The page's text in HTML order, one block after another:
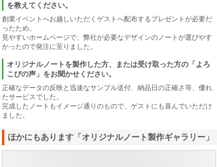
を教えてください。
創業イベントへお越しいただくゲストへ配布するプレゼントが必要だ
ったため。
見やすいホームページで、弊社が必要なデザインのノートが選びやす
かったので発注に至りました。
オリジナルノートを製作した方、または受け取った方の「よろ
こびの声」をお聞かせください。
正確なデータの反映と迅速なサンプル送付、納品日の正確さ等、優れ
たサービスでした。
完成したノートもイメージ通りのもので、ゲストにも喜んでいただけ
ました。
ほかにもあります「オリジナルノート製作ギャラリー」